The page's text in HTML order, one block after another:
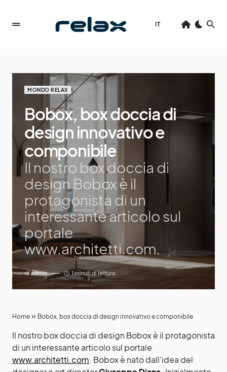
IT
MONDO RELAX
Bobox, box doccia di
design innovativo e
componibile
Il nostro box doccia di
design Bobox è il
protagonista di un
interessante articolo sul
portale
www.architetti.com.
di admin 1 minuti di lettura
Home » Bobox, box doccia di design innovativo e componibile
Il nostro box doccia di design Bobox è il protagonista
di un interessante articolo sul portale
www.architetti.com. Bobox è nato dall’idea del